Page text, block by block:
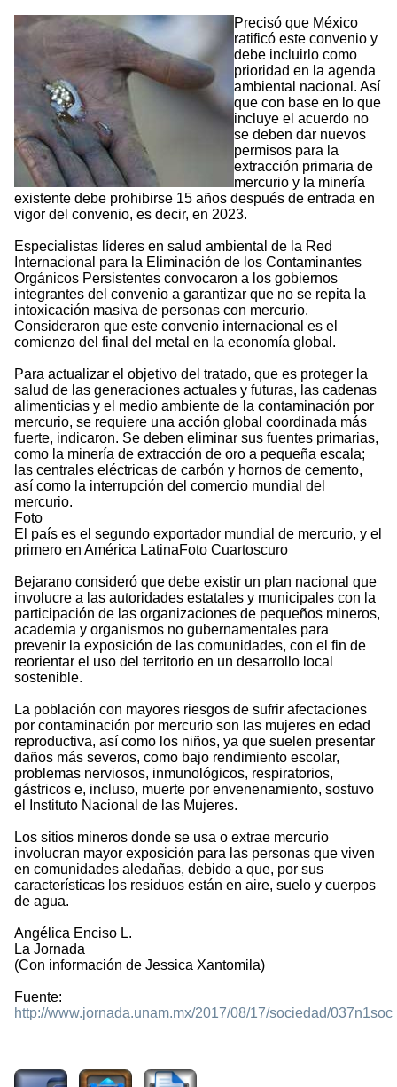
Precisó que México
ratificó este convenio y
debe incluirlo como
prioridad en la agenda
ambiental nacional. Así
que con base en lo que
incluye el acuerdo no
se deben dar nuevos
permisos para la
extracción primaria de
mercurio y la minería
existente debe prohibirse 15 años después de entrada en
vigor del convenio, es decir, en 2023.
Especialistas líderes en salud ambiental de la Red
Internacional para la Eliminación de los Contaminantes
Orgánicos Persistentes convocaron a los gobiernos
integrantes del convenio a garantizar que no se repita la
intoxicación masiva de personas con mercurio.
Consideraron que este convenio internacional es el
comienzo del final del metal en la economía global.
Para actualizar el objetivo del tratado, que es proteger la
salud de las generaciones actuales y futuras, las cadenas
alimenticias y el medio ambiente de la contaminación por
mercurio, se requiere una acción global coordinada más
fuerte, indicaron. Se deben eliminar sus fuentes primarias,
como la minería de extracción de oro a pequeña escala;
las centrales eléctricas de carbón y hornos de cemento,
así como la interrupción del comercio mundial del
mercurio.
Foto
El país es el segundo exportador mundial de mercurio, y el
primero en América LatinaFoto Cuartoscuro
Bejarano consideró que debe existir un plan nacional que
involucre a las autoridades estatales y municipales con la
participación de las organizaciones de pequeños mineros,
academia y organismos no gubernamentales para
prevenir la exposición de las comunidades, con el fin de
reorientar el uso del territorio en un desarrollo local
sostenible.
La población con mayores riesgos de sufrir afectaciones
por contaminación por mercurio son las mujeres en edad
reproductiva, así como los niños, ya que suelen presentar
daños más severos, como bajo rendimiento escolar,
problemas nerviosos, inmunológicos, respiratorios,
gástricos e, incluso, muerte por envenenamiento, sostuvo
el Instituto Nacional de las Mujeres.
Los sitios mineros donde se usa o extrae mercurio
involucran mayor exposición para las personas que viven
en comunidades aledañas, debido a que, por sus
características los residuos están en aire, suelo y cuerpos
de agua.
Angélica Enciso L.
La Jornada
(Con información de Jessica Xantomila)
Fuente:
http://www.jornada.unam.mx/2017/08/17/sociedad/037n1soc